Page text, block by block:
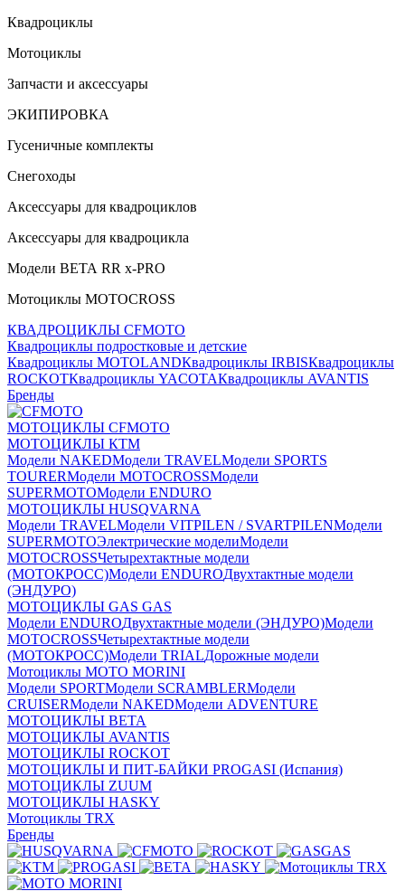
Квадроциклы
Мотоциклы
Запчасти и аксессуары
ЭКИПИРОВКА
Гусеничные комплекты
Снегоходы
Аксессуары для квадроциклов
Аксессуары для квадроцикла
Модели ВЕТА RR x-PRO
Мотоциклы MOTOCROSS
КВАДРОЦИКЛЫ CFMOTO
Квадроциклы подростковые и детские
Квадроциклы MOTOLANDКвадроциклы IRBISКвадроциклы
ROCKOTКвадроциклы YACOTAКвадроциклы AVANTIS
Бренды
МОТОЦИКЛЫ CFMOTO
МОТОЦИКЛЫ КТМ
Модели NAKEDМодели TRAVELМодели SPORTS
TOURERМодели MOTOCROSSМодели
SUPERMOTOМодели ENDURO
МОТОЦИКЛЫ HUSQVARNA
Модели TRAVELМодели VITPILEN / SVARTPILENМодели
SUPERMOTOЭлектрические моделиМодели
MOTOCROSSЧетырехтактные модели
(МОТОКРОСС)Модели ENDUROДвухтактные модели
(ЭНДУРО)
МОТОЦИКЛЫ GAS GAS
Модели ENDUROДвухтактные модели (ЭНДУРО)Модели
MOTOCROSSЧетырехтактные модели
(МОТОКРОСС)Модели TRIALДорожные модели
Мотоциклы MOTO MORINI
Модели SPORTМодели SCRAMBLERМодели
CRUISERМодели NAKEDМодели ADVENTURE
МОТОЦИКЛЫ BETA
МОТОЦИКЛЫ AVANTIS
МОТОЦИКЛЫ ROCKOT
МОТОЦИКЛЫ И ПИТ-БАЙКИ PROGASI (Испания)
МОТОЦИКЛЫ ZUUM
МОТОЦИКЛЫ HASKY
Мотоциклы TRX
Бренды